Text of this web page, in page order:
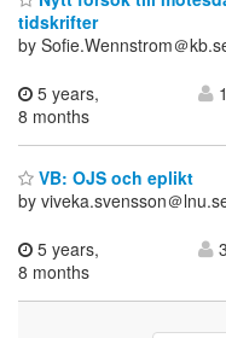
tidskrifter
by Sofie.Wennstrom＠
5 years,
8 months
1
VB: OJS och eplikt
by viveka.svensson＠
5 years,
8 months
3